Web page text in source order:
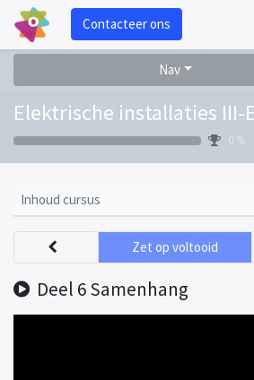
Contacteer ons
Nav
Elektrische installaties III-
0 %
Inhoud cursus
Deel 6 Samenhang
Zet op voltooid